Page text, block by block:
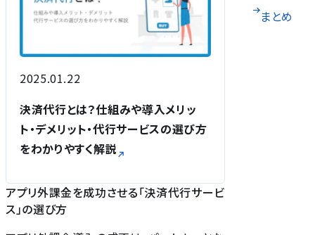
まとめ
2025.01.22
決済代行とは？仕組みや導入メリッ
ト・デメリット・代行サービスの選び方
をわかりやすく解説
アプリ外課金を成功させる「決済代行サービ
ス」の選び方